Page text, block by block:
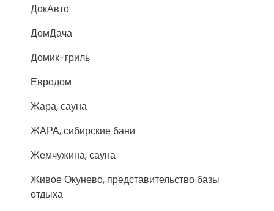
ДокАвто
ДомДача
Домик-гриль
Евродом
Жара, сауна
ЖАРА, сибирские бани
Жемчужина, сауна
Живое Окунево, представительство базы
отдыха